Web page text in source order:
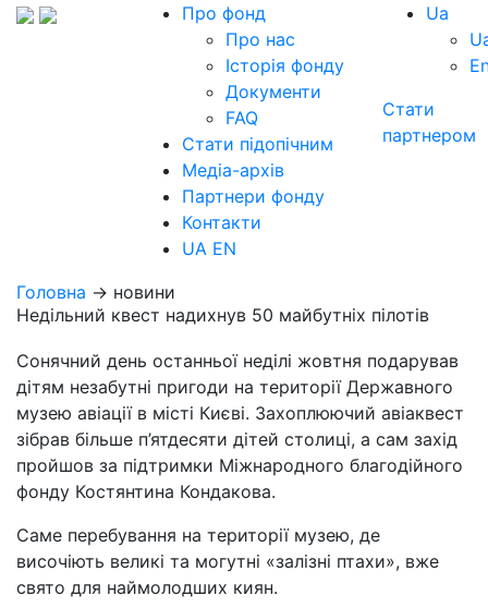
Про фонд
Про нас
Історія фонду
Документи
FAQ
Стати підопічним
Медіа-архів
Партнери фонду
Контакти
UA EN
Ua
Стати
партнером
Головна → новини
Недільний квест надихнув 50 майбутніх пілотів
Сонячний день останньої неділі жовтня подарував
дітям незабутні пригоди на території Державного
музею авіації в місті Києві. Захоплюючий авіаквест
зібрав більше п’ятдесяти дітей столиці, а сам захід
пройшов за підтримки Міжнародного благодійного
фонду Костянтина Кондакова.
Саме перебування на території музею, де
височіють великі та могутні «залізні птахи», вже
свято для наймолодших киян.